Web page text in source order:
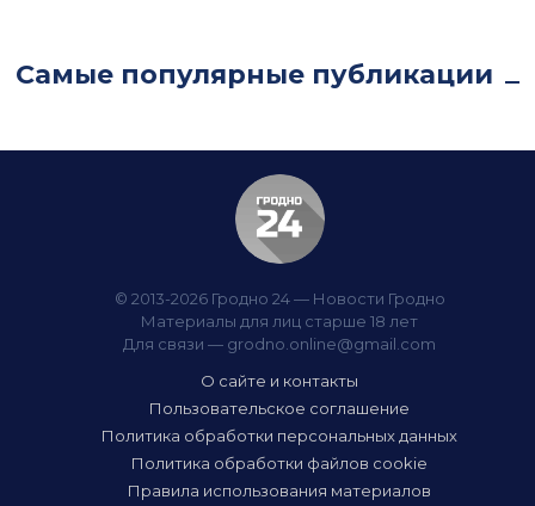
Самые популярные публикации
© 2013-2026 Гродно 24 — Новости Гродно
Материалы для лиц старше 18 лет
Для связи — grodno.online@gmail.com
О сайте и контакты
Пользовательское соглашение
Политика обработки персональных данных
Политика обработки файлов cookie
Правила использования материалов